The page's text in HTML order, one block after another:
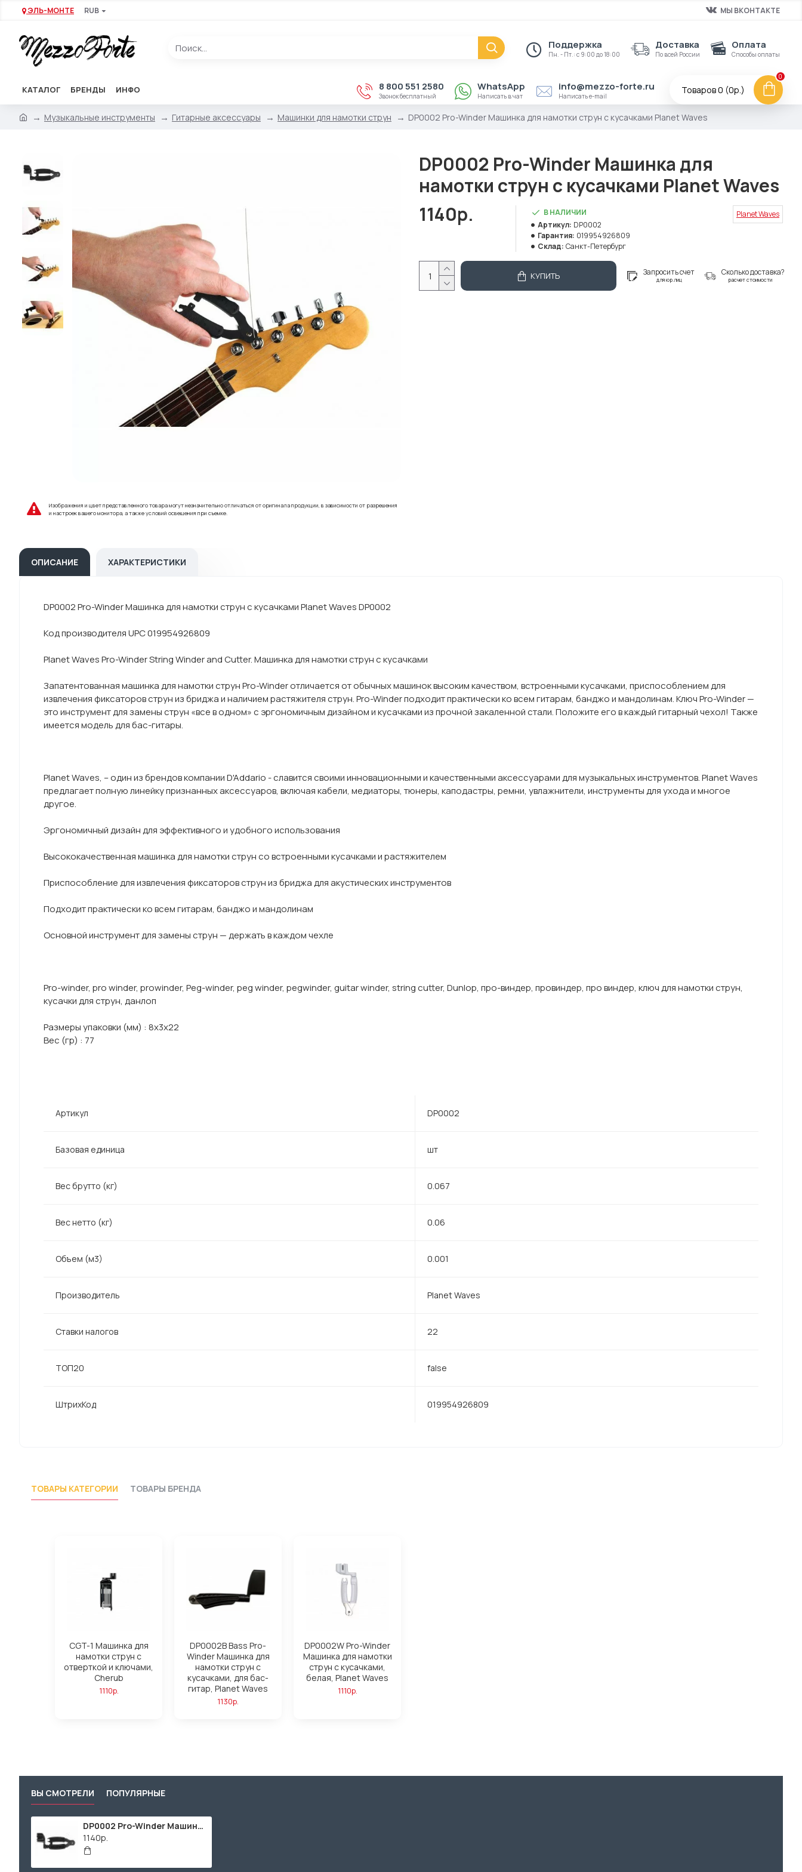
ЭЛЬ-МОНТЕ RUB МЫ ВКОНТАКТЕ
Поддержка
Пн. - Пт.: с 9:00 до 18:00
Доставка
По всей России
Оплата
Способы оплаты
КАТАЛОГ БРЕНДЫ ИНФО 8 800 551 2580
Звонок бесплатный
WhatsApp
Написать в чат
info@mezzo-forte.ru
Написать e-mail
Товаров 0 (0р.)
0
Музыкальные инструменты Гитарные аксессуары Машинки для намотки струн DP0002 Pro-Winder Машинка для намотки струн с кусачками Planet Waves
Изображения и цвет представленного товара могут незначительно отличаться от оригинала продукции, в зависимости от разрешения
и настроек вашего монитора, а также условий освещения при съемке.
DP0002 Pro-Winder Машинка для
намотки струн с кусачками Planet Waves
1140р.
В НАЛИЧИИ
Артикул: DP0002
Гарантия: 019954926809
Склад: Санкт-Петербург
Planet Waves
КУПИТЬ Запросить счет
для юр.лиц
Сколько доставка?
расчет стоимости
ОПИСАНИЕ ХАРАКТЕРИСТИКИ
DP0002 Pro-Winder Машинка для намотки струн с кусачками Planet Waves DP0002
Код производителя UPC 019954926809
Planet Waves Pro-Winder String Winder and Cutter. Машинка для намотки струн с кусачками
Запатентованная машинка для намотки струн Pro-Winder отличается от обычных машинок высоким качеством, встроенными кусачками, приспособлением для
извлечения фиксаторов струн из бриджа и наличием растяжителя струн. Pro-Winder подходит практически ко всем гитарам, банджо и мандолинам. Ключ Pro-Winder —
это инструмент для замены струн «все в одном» с эргономичным дизайном и кусачками из прочной закаленной стали. Положите его в каждый гитарный чехол! Также
имеется модель для бас-гитары.
Planet Waves, – один из брендов компании D'Addario - славится своими инновационными и качественными аксессуарами для музыкальных инструментов. Planet Waves
предлагает полную линейку признанных аксессуаров, включая кабели, медиаторы, тюнеры, каподастры, ремни, увлажнители, инструменты для ухода и многое
другое.
Эргономичный дизайн для эффективного и удобного использования
Высококачественная машинка для намотки струн со встроенными кусачками и растяжителем
Приспособление для извлечения фиксаторов струн из бриджа для акустических инструментов
Подходит практически ко всем гитарам, банджо и мандолинам
Основной инструмент для замены струн — держать в каждом чехле
Pro-winder, pro winder, prowinder, Peg-winder, peg winder, pegwinder, guitar winder, string cutter, Dunlop, про-виндер, провиндер, про виндер, ключ для намотки струн,
кусачки для струн, данлоп
Размеры упаковки (мм) : 8х3х22
Вес (гр) : 77
Артикул DP0002
Базовая единица шт
Вес брутто (кг) 0.067
Вес нетто (кг) 0.06
Объем (м3) 0.001
Производитель Planet Waves
Ставки налогов 22
ТОП20 false
ШтрихКод 019954926809
ТОВАРЫ КАТЕГОРИИ ТОВАРЫ БРЕНДА
CGT-1 Машинка для
намотки струн с
отверткой и ключами,
Cherub
1110р.
DP0002B Bass Pro-
Winder Машинка для
намотки струн с
кусачками, для бас-
гитар, Planet Waves
1130р.
DP0002W Pro-Winder
Машинка для намотки
струн с кусачками,
белая, Planet Waves
1110р.
ВЫ СМОТРЕЛИ ПОПУЛЯРНЫЕ
DP0002 Pro-Winder Машинка для намотки струн с кусачками Planet Waves
1140р.